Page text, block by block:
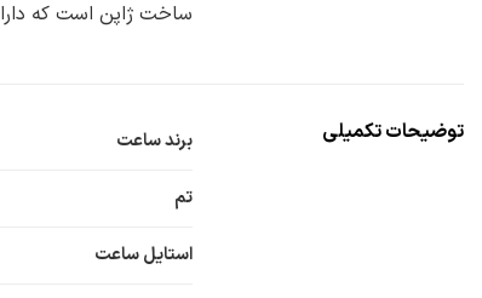
ساخت ژاپن است که
توضیحات تکمیلی برند ساعت
تم
استایل ساعت